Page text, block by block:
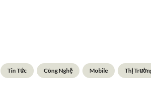
Tin Tức Công Nghệ Mobile Thị